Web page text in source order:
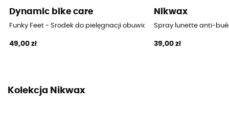
Dynamic bike care
Funky Feet - Srodek do pielęgnacji obuwia
49,00 zł
Nikwax
Spray lunette anti-
39,00 zł
Kolekcja Nikwax